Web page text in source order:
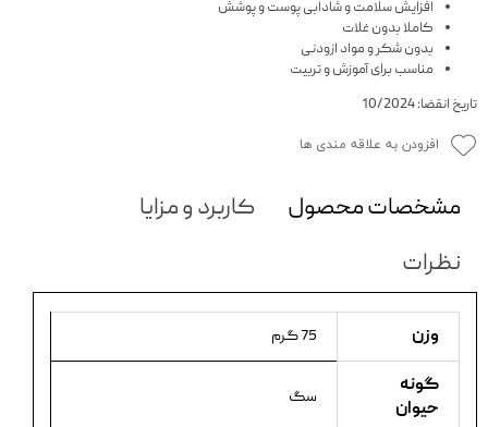
افزایش سلامت و شادابی پوست و پوشش
کاملا بدون غلات
بدون شکر و مواد ازودنی
مناسب برای آموزش و تربیت
تاریخ انقضا: 10/2024
افزودن به علاقه مندی ها
مشخصات محصول
کاربرد و مزایا
نظرات
وزن 75 گرم
گونه
حیوان
سگ